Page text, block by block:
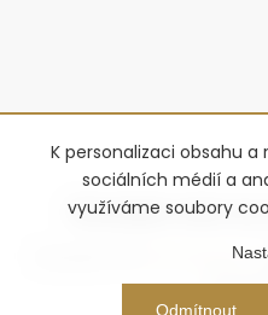
K personalizaci obsahu
sociálních médií a
využíváme soubory
Odmítnout
Vytvořil
Advantage-fl.